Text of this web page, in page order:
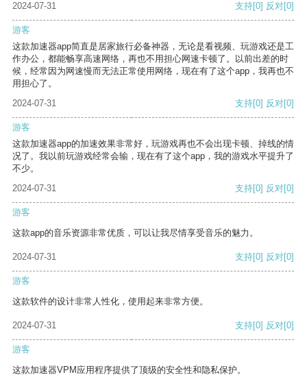
2024-07-31 支持[0] 反对[0]
游客
这款加速器app简直是居家旅行必备神器，无论是看视频、玩游戏还是工
作办公，都能畅享高速网络，再也不用担心网速卡顿了。以前出差的时
候，经常因为网速慢而无法正常使用网络，现在有了这个app，我再也不
用担心了。
2024-07-31
支持[0] 反对[0]
游客
这款加速器app的加速效果非常好，玩游戏再也不会出现卡顿、掉线的情
况了。我以前玩游戏经常会输，现在有了这个app，我的游戏水平提升了
不少。
2024-07-31
支持[0] 反对[0]
游客
这款app的音乐资源非常优质，可以让我尽情享受音乐的魅力。
2024-07-31 支持[0] 反对[0]
游客
这款软件的设计非常人性化，使用起来非常方便。
2024-07-31 支持[0] 反对[0]
游客
这款加速器VPM应用程序提供了顶级的安全性和隐私保护。